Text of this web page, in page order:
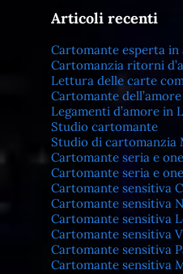
Articoli recenti
Cartomante esperta in
Cartomanzia ritorni
Lettura delle carte
Cartomante dell’amore
Legamenti d’amore in
Studio cartomante
Studio di cartomanzia
Cartomante seria e
Cartomante seria e
Cartomante sensitiva
Cartomante sensitiva
Cartomante sensitiva
Cartomante sensitiva
Cartomante sensitiva
Cartomante sensitiva